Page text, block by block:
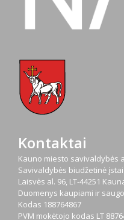
Kontaktai
Kauno miesto savivaldybės
Savivaldybės biudžetinė
Laisvės al. 96, LT-44251
Duomenys kaupiami ir
Kodas 188764867
PVM mokėtojo kodas LT